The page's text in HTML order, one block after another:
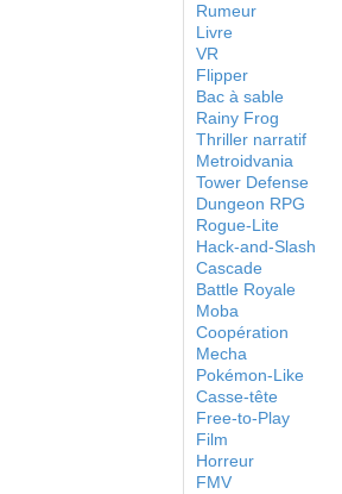
Rumeur
Livre
VR
Flipper
Bac à sable
Rainy Frog
Thriller narratif
Metroidvania
Tower Defense
Dungeon RPG
Rogue-Lite
Hack-and-Slash
Cascade
Battle Royale
Moba
Coopération
Mecha
Pokémon-Like
Casse-tête
Free-to-Play
Film
Horreur
FMV